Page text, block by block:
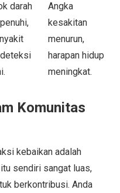
darah
Angka
kesakitan
menurun,
harapan hidup
meningkat.
Komunitas
kebaikan adalah
sendiri sangat luas,
berkontribusi. Anda